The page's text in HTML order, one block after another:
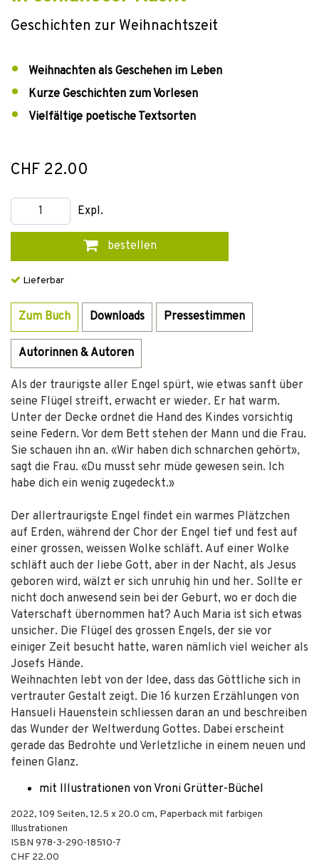
Geschichten zur Weihnachtszeit
Weihnachten als Geschehen im Leben
Kurze Geschichten zum Vorlesen
Vielfältige poetische Textsorten
CHF 22.00
Expl.
bestellen
Lieferbar
Zum Buch Downloads Pressestimmen
Autorinnen & Autoren
Als der traurigste aller Engel spürt, wie etwas sanft über
seine Flügel streift, erwacht er wieder. Er hat warm.
Unter der Decke ordnet die Hand des Kindes vorsichtig
seine Federn. Vor dem Bett stehen der Mann und die Frau.
Sie schauen ihn an. «Wir haben dich schnarchen gehört»,
sagt die Frau. «Du musst sehr müde gewesen sein. Ich
habe dich ein wenig zugedeckt.»
Der allertraurigste Engel findet ein warmes Plätzchen
auf Erden, während der Chor der Engel tief und fest auf
einer grossen, weissen Wolke schläft. Auf einer Wolke
schläft auch der liebe Gott, aber in der Nacht, als Jesus
geboren wird, wälzt er sich unruhig hin und her. Sollte er
nicht doch anwesend sein bei der Geburt, wo er doch die
Vaterschaft übernommen hat? Auch Maria ist sich etwas
unsicher. Die Flügel des grossen Engels, der sie vor
einiger Zeit besucht hatte, waren nämlich viel weicher als
Josefs Hände.
Weihnachten lebt von der Idee, dass das Göttliche sich in
vertrauter Gestalt zeigt. Die 16 kurzen Erzählungen von
Hansueli Hauenstein schliessen daran an und beschreiben
das Wunder der Weltwerdung Gottes. Dabei erscheint
gerade das Bedrohte und Verletzliche in einem neuen und
feinen Glanz.
mit Illustrationen von Vroni Grütter-Büchel
2022, 109 Seiten, 12.5 x 20.0 cm, Paperback mit farbigen
Illustrationen
ISBN 978-3-290-18510-7
CHF 22.00